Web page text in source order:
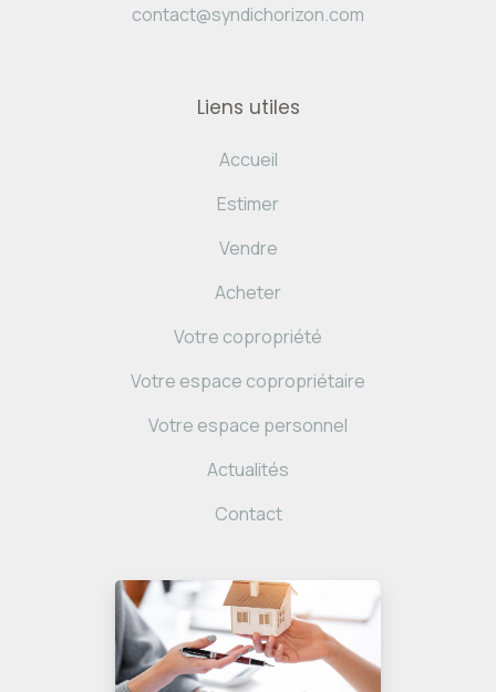
contact@syndichorizon.com
Liens utiles
Accueil
Estimer
Vendre
Acheter
Votre copropriété
Votre espace copropriétaire
Votre espace personnel
Actualités
Contact